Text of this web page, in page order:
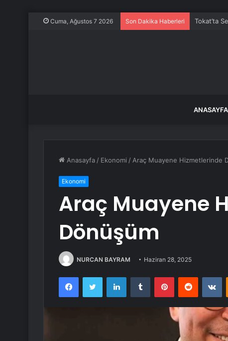
Cuma, Ağustos 7 2026 Son Dakika Haberleri Tokat’ta
ANASAYFA
Anasayfa / Ekonomi / Araç Muayene Hizmetlerinde
Ekonomi
Araç Muayene
Dönüşüm
NURCAN BAYRAM Haziran 28, 2025
FacebookTwitter LinkedInTumblr PinterestReddit